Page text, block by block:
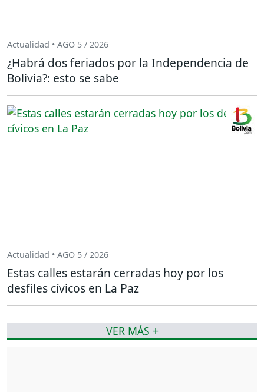
Actualidad • AGO 5 / 2026
¿Habrá dos feriados por la Independencia de
Bolivia?: esto se sabe
Actualidad • AGO 5 / 2026
Estas calles estarán cerradas hoy por los
desfiles cívicos en La Paz
VER MÁS +